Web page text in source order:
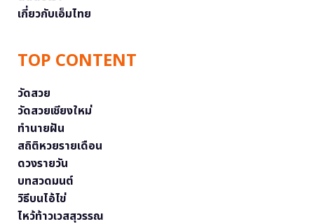
เกี่ยวกับเอ็มไทย
TOP CONTENT
วัดสวย
วัดสวยเชียงใหม่
ทำนายฝัน
สถิติหวยรายเดือน
ดวงรายวัน
บทสวดมนต์
วิธีบนไอ้ไข่
ไหว้ท้าวเวสสุวรรณ